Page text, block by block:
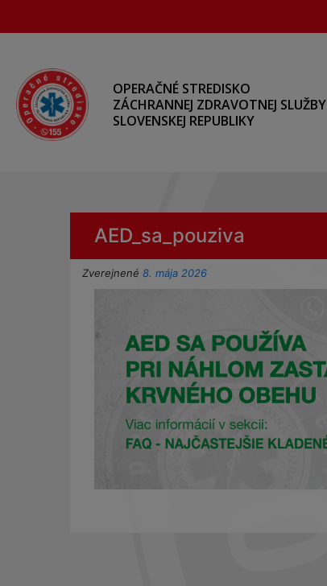
OPERAČNÉ STREDISKO
ZÁCHRANNEJ ZDRAVOTNEJ SLUŽBY
SLOVENSKEJ REPUBLIKY
AED_sa_pouziva
Zverejnené 8. mája 2026